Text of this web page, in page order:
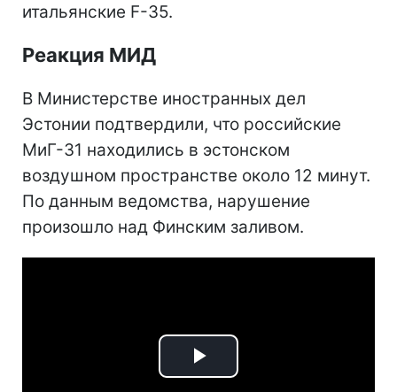
итальянские F-35.
Реакция МИД
В Министерстве иностранных дел
Эстонии подтвердили, что российские
МиГ-31 находились в эстонском
воздушном пространстве около 12 минут.
По данным ведомства, нарушение
произошло над Финским заливом.
Play